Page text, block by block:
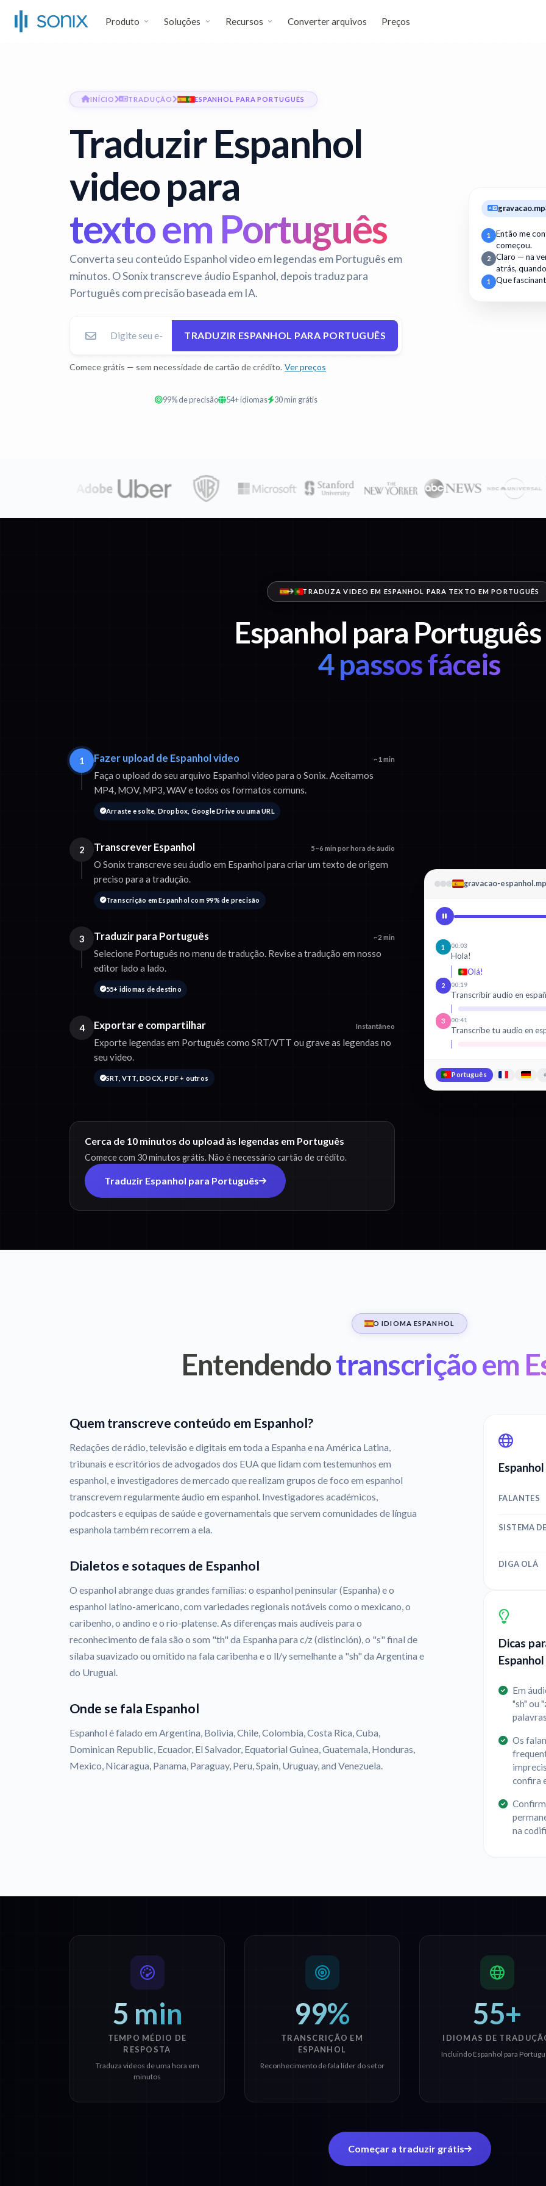
Produto Soluções Recursos Converter arquivos Preços
INÍCIO TRADUÇÃO ESPANHOL PARA PORTUGUÊS
Traduzir Espanhol
video para
texto em Português
Converta seu conteúdo Espanhol video em legendas em Português em
minutos. O Sonix transcreve áudio Espanhol, depois traduz para
Português com precisão baseada em IA.
TRADUZIR ESPANHOL PARA PORTUGUÊS
Comece grátis — sem necessidade de cartão de crédito. Ver preços
99% de precisão 54+ idiomas 30 min grátis
1
Então me
começou.
2
Claro — na
atrás,
1 Que
TRADUZA VIDEO EM ESPANHOL PARA TEXTO EM PORTUGUÊS
Espanhol para
4 passos fáceis
1 Fazer upload de Espanhol video ~1 min
Faça o upload do seu arquivo Espanhol video para o Sonix. Aceitamos
MP4, MOV, MP3, WAV e todos os formatos comuns.
Arraste e solte, Dropbox, Google Drive ou uma URL
2 Transcrever Espanhol 5–6 min por hora de áudio
O Sonix transcreve seu áudio em Espanhol para criar um texto de origem
preciso para a tradução.
Transcrição em Espanhol com 99% de precisão
3 Traduzir para Português ~2 min
Selecione Português no menu de tradução. Revise a tradução em nosso
editor lado a lado.
55+ idiomas de destino
4 Exportar e compartilhar Instantâneo
Exporte legendas em Português como SRT/VTT ou grave as legendas no
seu video.
SRT, VTT, DOCX, PDF + outros
Cerca de 10 minutos do upload às legendas em Português
Comece com 30 minutos grátis. Não é necessário cartão de crédito.
Traduzir Espanhol para Português
gravacao-
1 00:03
Hola!
Olá!
2 00:19
Transcribir audio en
3 00:41
Transcribe tu audio en
Português
O IDIOMA ESPANHOL
Entendendotranscrição em
Quem transcreve conteúdo em Espanhol?
Redações de rádio, televisão e digitais em toda a Espanha e na América Latina,
tribunais e escritórios de advogados dos EUA que lidam com testemunhos em
espanhol, e investigadores de mercado que realizam grupos de foco em espanhol
transcrevem regularmente áudio em espanhol. Investigadores académicos,
podcasters e equipas de saúde e governamentais que servem comunidades de língua
espanhola também recorrem a ela.
Dialetos e sotaques de Espanhol
O espanhol abrange duas grandes famílias: o espanhol peninsular (Espanha) e o
espanhol latino-americano, com variedades regionais notáveis como o mexicano, o
caribenho, o andino e o rio-platense. As diferenças mais audíveis para o
reconhecimento de fala são o som "th" da Espanha para c/z (distinción), o "s" final de
sílaba suavizado ou omitido na fala caribenha e o ll/y semelhante a "sh" da Argentina e
do Uruguai.
Onde se fala Espanhol
Espanhol é falado em Argentina, Bolivia, Chile, Colombia, Costa Rica, Cuba,
Dominican Republic, Ecuador, El Salvador, Equatorial Guinea, Guatemala, Honduras,
Mexico, Nicaragua, Panama, Paraguay, Peru, Spain, Uruguay, and Venezuela.
FALANTES
SISTEMA
DIGA OLÁ
Dicas
Espanhol
Em
"sh" ou
Os
confira
na
5 min
TEMPO MÉDIO DE
RESPOSTA
Traduza videos de uma hora em
minutos
99%
TRANSCRIÇÃO EM
ESPANHOL
Reconhecimento de fala líder do setor
55+
IDIOMAS DE
Incluindo Espanhol para
Começar a traduzir grátis